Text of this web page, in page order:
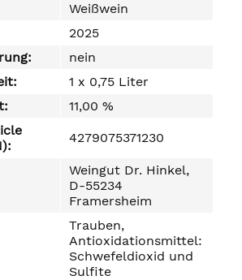
Weißwein
2025
nein
1 x 0,75 Liter
11,00 %
4279075371230
Weingut Dr. Hinkel,
D-55234
Framersheim
Trauben,
Antioxidationsmittel:
Schwefeldioxid und
Sulfite